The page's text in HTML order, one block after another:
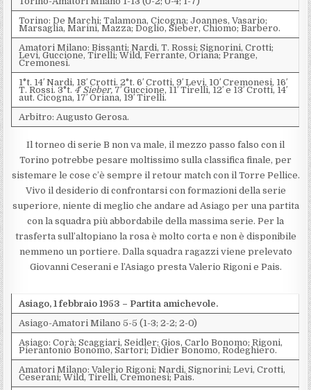
Torino: De Marchi; Talamona, Cicogna; Joannes, Vasario;
Marsaglia, Marini, Mazza; Doglio, Sieber, Chiomo; Barbero.
Amatori Milano: Bissanti; Nardi, T. Rossi; Signorini, Crotti;
Levi, Guccione, Tirelli; Wild, Ferrante, Oriana; Prange,
Cremonesi.
1°t. 14′ Nardi, 18′ Crotti. 2°t. 6′ Crotti, 9′ Levi, 10′ Cremonesi, 16′
T. Rossi. 3°t.4′ Sieber, 7′ Guccione, 11′ Tirelli, 12′ e 13′ Crotti, 14′
aut. Cicogna, 17′ Oriana, 19′ Tirelli.
Arbitro: Augusto Gerosa.
Il torneo di serie B non va male, il mezzo passo falso con il
Torino potrebbe pesare moltissimo sulla classifica finale, per
sistemare le cose c’è sempre il retour match con il Torre Pellice.
Vivo il desiderio di confrontarsi con formazioni della serie
superiore, niente di meglio che andare ad Asiago per una partita
con la squadra più abbordabile della massima serie. Per la
trasferta sull’altopiano la rosa è molto corta e non è disponibile
nemmeno un portiere. Dalla squadra ragazzi viene prelevato
Giovanni Ceserani e l’Asiago presta Valerio Rigoni e Pais.
Asiago, 1 febbraio 1953 – Partita amichevole.
Asiago-Amatori Milano 5-5 (1-3; 2-2; 2-0)
Asiago: Corà; Scaggiari, Seidler; Gios, Carlo Bonomo; Rigoni,
Pierantonio Bonomo, Sartori; Didier Bonomo, Rodeghiero.
Amatori Milano: Valerio Rigoni; Nardi, Signorini; Levi, Crotti,
Ceserani; Wild, Tirelli, Cremonesi; Pais.